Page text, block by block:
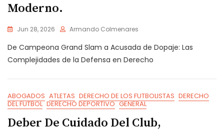
Moderno.
Jun 28, 2026 Armando Colmenares
De Campeona Grand Slam a Acusada de Dopaje: Las
Complejidades de la Defensa en Derecho
ABOGADOS ATLETAS DERECHO DE LOS FUTBOLISTAS DERECHO
DEL FUTBOL DERECHO DEPORTIVO GENERAL
Deber De Cuidado Del Club,